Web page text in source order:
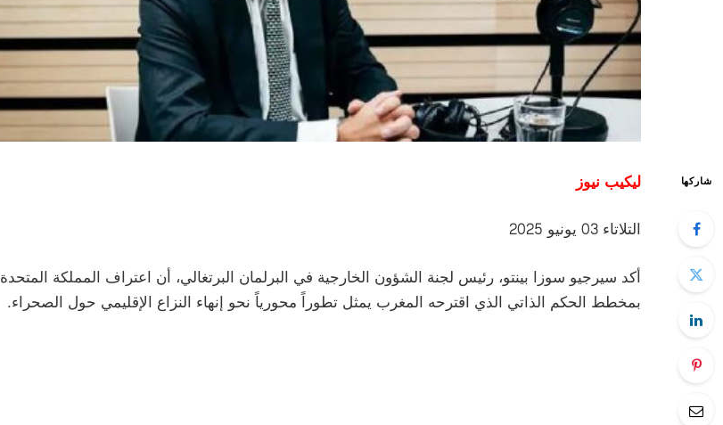
شاركها
ليكيب نيوز
التلاتاء 03 يونيو 2025
أكد سيرجيو سوزا بينتو، رئيس لجنة الشؤون الخارجية في البرلمان البرتغالي، أن اعتراف المملكة المتحدة
بمخطط الحكم الذاتي الذي اقترحه المغرب يمثل تطوراً محورياً نحو إنهاء النزاع الإقليمي حول الصحراء.